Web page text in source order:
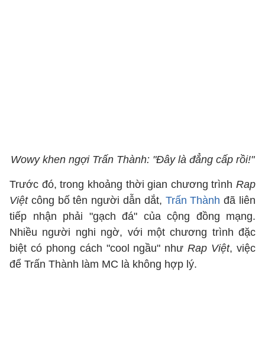
Wowy khen ngợi Trấn Thành: "Đây là đẳng cấp rồi!"
Trước đó, trong khoảng thời gian chương trình Rap
Việtcông bố tên người dẫn dắt, Trấn Thành đã liên
tiếp nhận phải "gạch đá" của cộng đồng mạng.
Nhiều người nghi ngờ, với một chương trình đặc
biệt có phong cách "cool ngầu" nhưRap Việt, việc
để Trấn Thành làm MC là không hợp lý.